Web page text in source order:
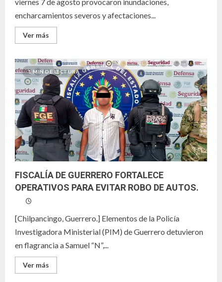
viernes 7 de agosto provocaron inundaciones,
encharcamientos severos y afectaciones...
Ver más
más
ACTIVAN
ALERTA
EN
CDMX
POR
INTENSAS
LLUVIAS
QUE
INUNDARON
AVENIDAS.
1 MIN DE LECTURA
FISCALÍA DE GUERRERO FORTALECE
OPERATIVOS PARA EVITAR ROBO DE AUTOS.
[Chilpancingo, Guerrero.] Elementos de la Policía
Investigadora Ministerial (PIM) de Guerrero detuvieron
en flagrancia a Samuel “N”,...
Ver más
más